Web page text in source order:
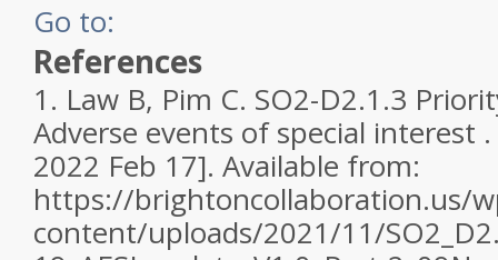
Go to:
References
1. Law B, Pim C. SO2-D2.1.3
Adverse events of special interest
2022 Feb 17]. Available from:
https://brightoncollaboration.us/
content/uploads/2021/11/